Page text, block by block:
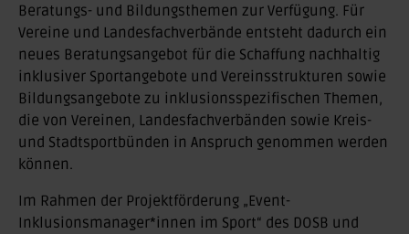
Beratungs- und Bildungsthemen zur Verfügung. Für
Vereine und Landesfachverbände entsteht dadurch ein
neues Beratungsangebot für die Schaffung nachhaltig
inklusiver Sportangebote und Vereinsstrukturen sowie
Bildungsangebote zu inklusionsspezifischen Themen,
die von Vereinen, Landesfachverbänden sowie Kreis-
und Stadtsportbünden in Anspruch genommen werden
können.
Im Rahmen der Projektförderung „Event-
Inklusionsmanager*innen im Sport“ des DOSB und